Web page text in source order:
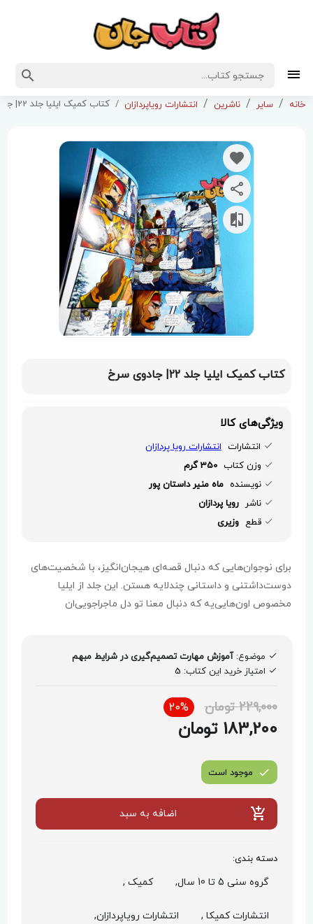
خانه سایر ناشرین انتشارات رویاپردازان کتاب کمیک ایلیا جلد 22| جادوی سرخ
کتاب کمیک ایلیا جلد 22| جادوی سرخ
ویژگی‌های کالا
انتشارات انتشارات رویا پردازان
وزن کتاب 350 گرم
نویسنده ماه منیر داستان پور
ناشر رویا پردازان
قطع وزیری
برای نوجوان‌هایی که دنبال قصه‌ای هیجان‌انگیز، با شخصیت‌های
دوست‌داشتنی و داستانی چندلایه‌ هستن. این جلد از ایلیا
مخصوص اون‌هایی‌یه که دنبال معنا تو دل ماجراجویی‌ان
موضوع:آموزش مهارت تصمیم‌گیری در شرایط مبهم
امتیاز خرید این کتاب: 5
229,000 تومان 20%
183,200 تومان
موجود است
اضافه به سبد
دسته بندی:
گروه سنی 5 تا 10 سال, کمیک ,
انتشارات کمیکا , انتشارات رویاپردازان,